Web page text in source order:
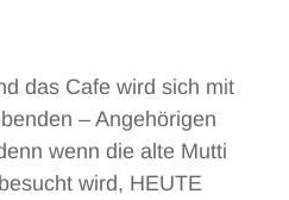
das Cafe wird sich mit
– Angehörigen
wenn die alte Mutti
wird, HEUTE